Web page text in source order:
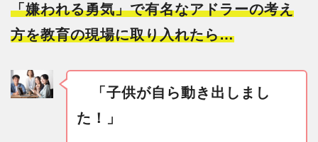
「嫌われる勇気」で有名なアドラーの考え
方を教育の現場に取り入れたら…
「子供が自ら動き出しまし
た！」